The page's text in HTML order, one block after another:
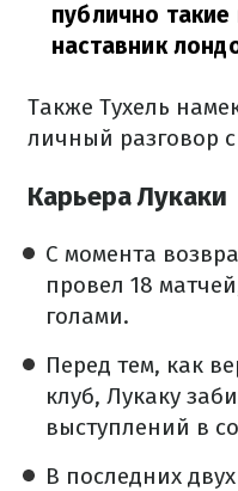
публично
наставник
Также Тухель
личный разговор
Карьера Лукаки
С момента
провел 18
голами.
Перед тем, как
клуб, Лукаку
выступлений в
В последних